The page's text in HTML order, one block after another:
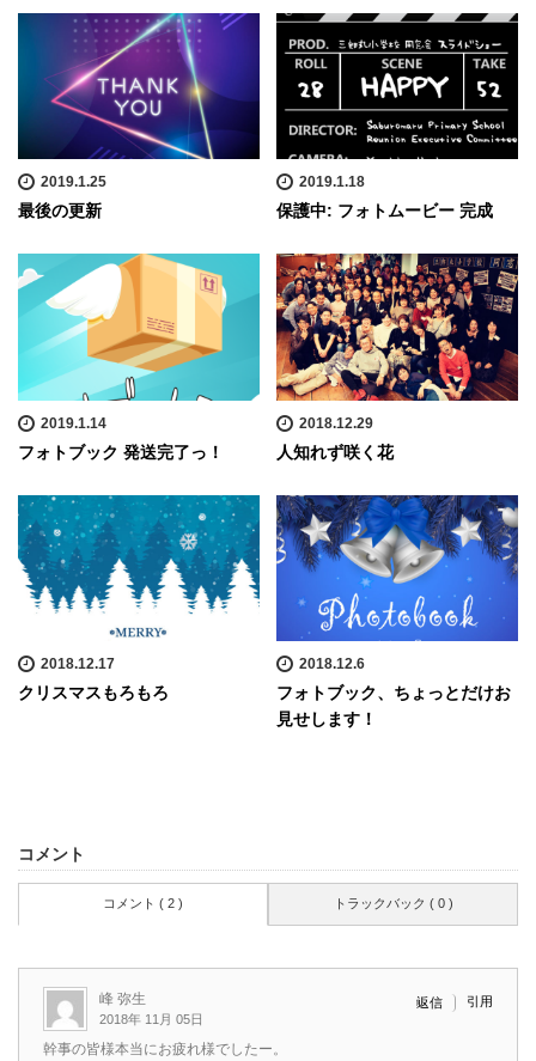
2019.1.25
最後の更新
2019.1.18
保護中: フォトムービー 完成
2019.1.14
フォトブック 発送完了っ！
2018.12.29
人知れず咲く花
2018.12.17
クリスマスもろもろ
2018.12.6
フォトブック、ちょっとだけお
見せします！
コメント
コメント ( 2 ) トラックバック ( 0 )
峰 弥生
2018年 11月 05日
返信 引用
幹事の皆様本当にお疲れ様でしたー。